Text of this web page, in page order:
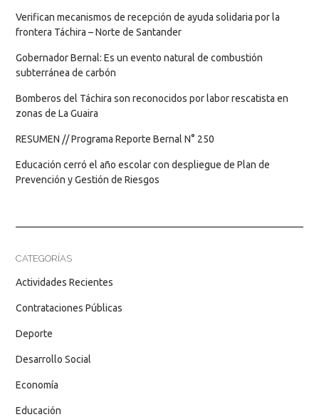
Verifican mecanismos de recepción de ayuda solidaria por la
frontera Táchira – Norte de Santander
Gobernador Bernal: Es un evento natural de combustión
subterránea de carbón
Bomberos del Táchira son reconocidos por labor rescatista en
zonas de La Guaira
RESUMEN // Programa Reporte Bernal N° 250
Educación cerró el año escolar con despliegue de Plan de
Prevención y Gestión de Riesgos
CATEGORÍAS
Actividades Recientes
Contrataciones Públicas
Deporte
Desarrollo Social
Economía
Educación